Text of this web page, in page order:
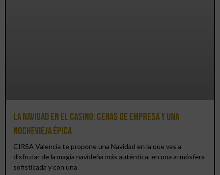
La Navidad en el Casino: cenas de empresa y una
Nochevieja épica
CIRSA Valencia te propone una Navidad en la que vas a
disfrutar de la magia navideña más auténtica, en una atmósfera
sofisticada y con una